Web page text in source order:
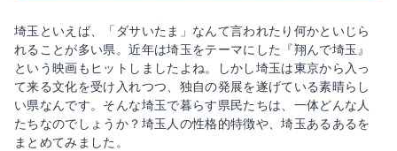
埼玉といえば、「ダサいたま」なんて言われたり何かといじら
れることが多い県。近年は埼玉をテーマにした『翔んで埼玉』
という映画もヒットしましたよね。しかし埼玉は東京から入っ
て来る文化を受け入れつつ、独自の発展を遂げている素晴らし
い県なんです。そんな埼玉で暮らす県民たちは、一体どんな人
たちなのでしょうか？埼玉人の性格的特徴や、埼玉あるあるを
まとめてみました。